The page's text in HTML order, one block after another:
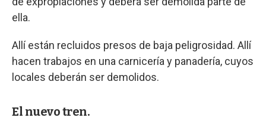
ella.
Allí están recluidos presos de baja peligrosidad. Allí
hacen trabajos en una carnicería y panadería, cuyos
locales deberán ser demolidos.
El nuevo tren.